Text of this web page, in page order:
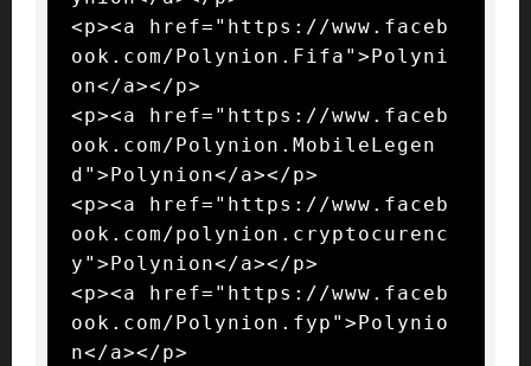
<p><a href="https://www.faceb
ook.com/Polynion.Fifa">Polyni
on</a></p>
<p><a href="https://www.faceb
ook.com/Polynion.MobileLegen
d">Polynion</a></p>
<p><a href="https://www.faceb
ook.com/polynion.cryptocurenc
y">Polynion</a></p>
<p><a href="https://www.faceb
ook.com/Polynion.fyp">Polynio
n</a></p>